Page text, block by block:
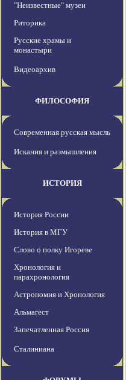
"Неизвестные" музеи
Риторика
Русские храмы и
монастыри
Видеоархив
ФИЛОСОФИЯ
Современная русская мысль
Искания и размышления
ИСТОРИЯ
История России
История в МГУ
Слово о полку Игореве
Хронология и
парахронология
Астрономия и Хронология
Альмагест
Запечатленная Россия
Сталиниана